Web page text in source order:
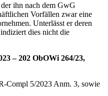
ihn nach dem GwG
Vorfällen zwar eine
Unterlässt er deren
dies nicht die
– 202 ObOWi 264/23,
Compl 5/2023 Anm. 3, sowie